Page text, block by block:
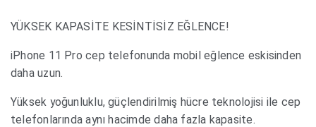
YÜKSEK KAPASİTE KESİNTİSİZ EĞLENCE!
iPhone 11 Pro cep telefonunda mobil eğlence eskisinden
daha uzun.
Yüksek yoğunluklu, güçlendirilmiş hücre teknolojisi ile cep
telefonlarında aynı hacimde daha fazla kapasite.